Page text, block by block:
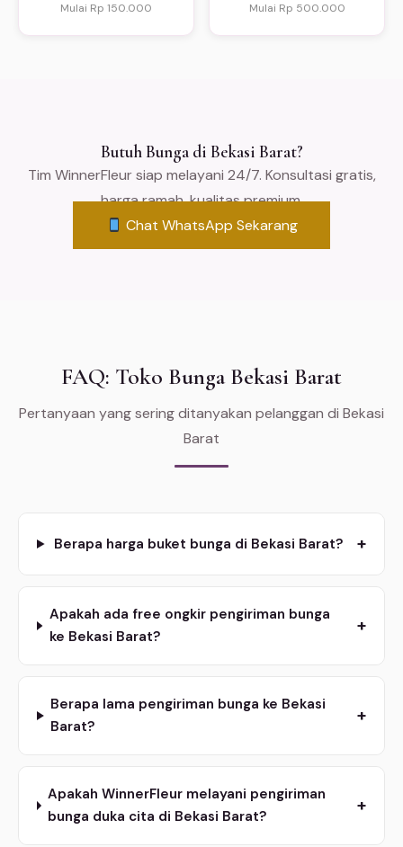
Mulai Rp 150.000 Mulai Rp 500.000
Butuh Bunga di Bekasi Barat?
Tim WinnerFleur siap melayani 24/7. Konsultasi gratis,
harga ramah, kualitas premium.
Chat WhatsApp Sekarang
FAQ: Toko Bunga Bekasi Barat
Pertanyaan yang sering ditanyakan pelanggan di Bekasi
Barat
Berapa harga buket bunga di Bekasi Barat? +
Apakah ada free ongkir pengiriman bunga
ke Bekasi Barat?
+
Berapa lama pengiriman bunga ke Bekasi
Barat?
+
Apakah WinnerFleur melayani pengiriman
bunga duka cita di Bekasi Barat?
+